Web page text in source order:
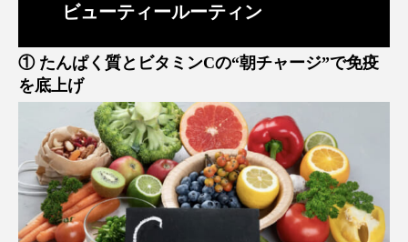
ハロウィン翌日 肌リセット
ビジネスモデル ビタミンC誘導体 ファシア
ファスティング フィトレチノール
プチ断食 ブルーオーシャン
フレグランス 冬 プロンプト ヘアケア
ビューティールーティン
① たんぱく質とビタミンCの“朝チャージ”で免疫
を底上げ